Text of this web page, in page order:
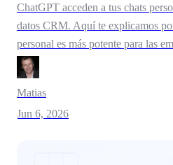
ChatGPT acceden a tus chats
datos CRM. Aquí te explicamos
personal es más potente para las
Matias
Jun 6, 2026